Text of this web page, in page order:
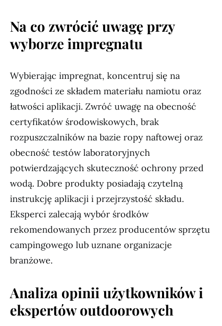
Na co zwrócić uwagę przy
wyborze impregnatu
Wybierając impregnat, koncentruj się na
zgodności ze składem materiału namiotu oraz
łatwości aplikacji. Zwróć uwagę na obecność
certyfikatów środowiskowych, brak
rozpuszczalników na bazie ropy naftowej oraz
obecność testów laboratoryjnych
potwierdzających skuteczność ochrony przed
wodą. Dobre produkty posiadają czytelną
instrukcję aplikacji i przejrzystość składu.
Eksperci zalecają wybór środków
rekomendowanych przez producentów sprzętu
campingowego lub uznane organizacje
branżowe.
Analiza opinii użytkowników i
ekspertów outdoorowych